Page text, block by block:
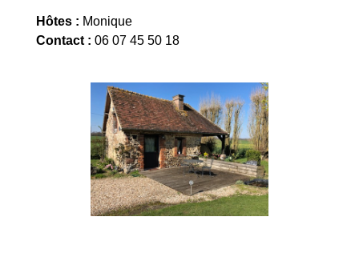
Hôtes : Monique
Contact : 06 07 45 50 18